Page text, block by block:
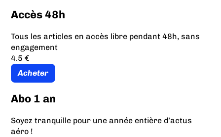
Accès 48h
Tous les articles en accès libre pendant 48h, sans
engagement
4.5 €
Acheter
Abo 1 an
Soyez tranquille pour une année entière d’actus
aéro !